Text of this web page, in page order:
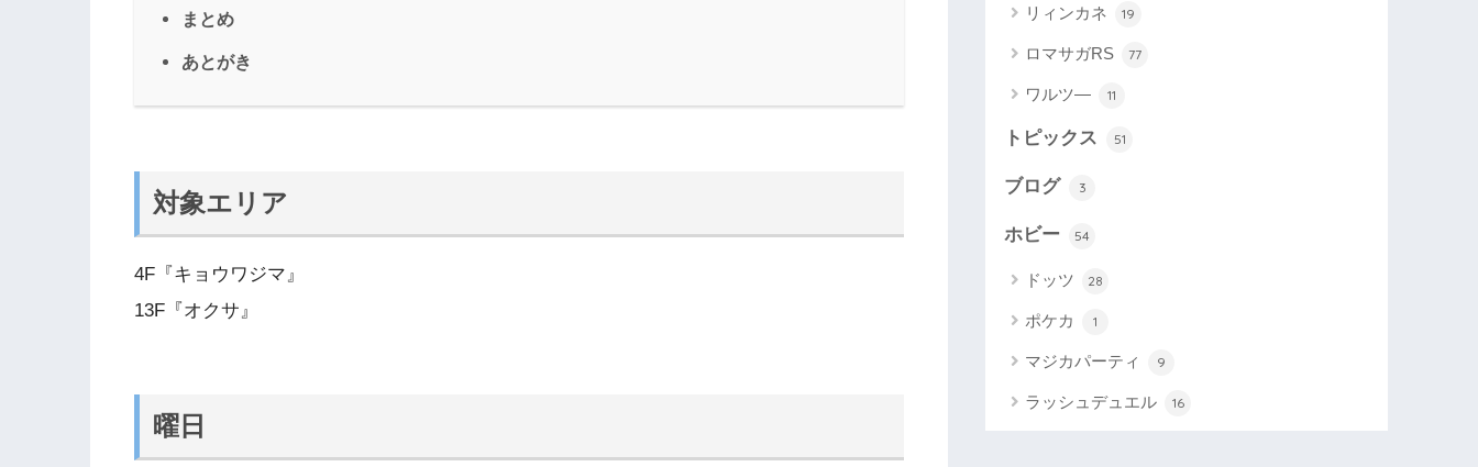
まとめ
あとがき
対象エリア
4F『キョウワジマ』
13F『オクサ』
曜日
リィンカネ 19
ロマサガRS 77
ワルツ― 11
トピックス 51
ブログ 3
ホビー 54
ドッツ 28
ポケカ 1
マジカパーティ 9
ラッシュデュエル 16